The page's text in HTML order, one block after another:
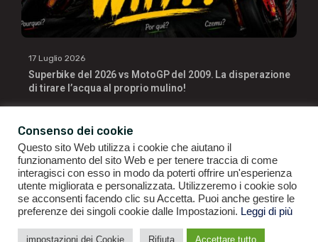
17 Luglio 2026
Superbike del 2026 vs MotoGP del 2009. La disperazione
di tirare l’acqua al proprio mulino!
GIANLUIGI RAGNO | P.IVA 09196141007 | ©2021ALL RIGHTS
RESERVED.
Consenso dei cookie
Questo sito Web utilizza i cookie che aiutano il
funzionamento del sito Web e per tenere traccia di come
interagisci con esso in modo da poterti offrire un'esperienza
utente migliorata e personalizzata. Utilizzeremo i cookie solo
se acconsenti facendo clic su Accetta. Puoi anche gestire le
preferenze dei singoli cookie dalle Impostazioni. Leggi di più
impostazioni dei Cookie Rifiuta Accettare tutto